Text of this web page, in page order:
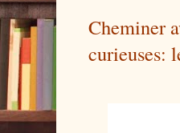
Cheminer
curieuses: